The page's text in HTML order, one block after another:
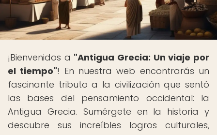
¡Bienvenidos a "Antigua Grecia: Un viaje por
el tiempo"! En nuestra web encontrarás un
fascinante tributo a la civilización que sentó
las bases del pensamiento occidental: la
Antigua Grecia. Sumérgete en la historia y
descubre sus increíbles logros culturales,